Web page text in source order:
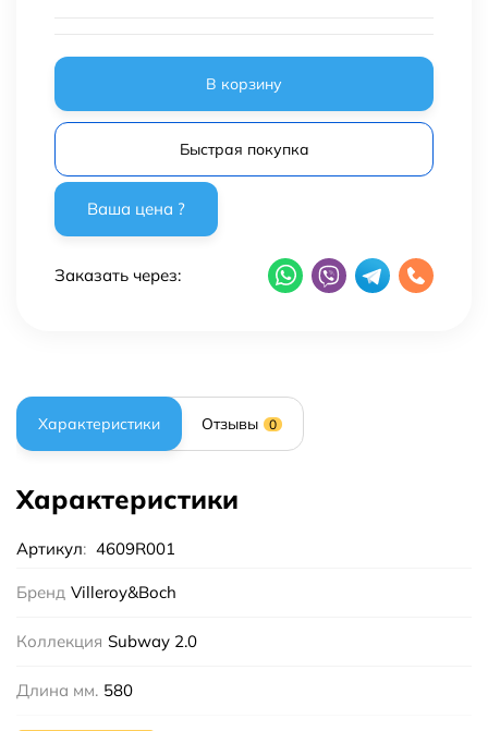
В корзину
Быстрая покупка
Заказать через:
Характеристики Отзывы 0
Характеристики
Артикул: 4609R001
Бренд Villeroy&Boch
Коллекция Subway 2.0
Длина мм. 580